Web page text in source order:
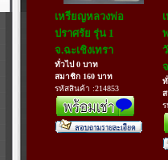
เหรียญหลวงพ่อ
ปราศรัย รุ่น 1
จ.ฉะเชิงเทรา
ทั่วไป 0 บาท
สมาชิก 160 บาท
รหัสสินค้า :214853